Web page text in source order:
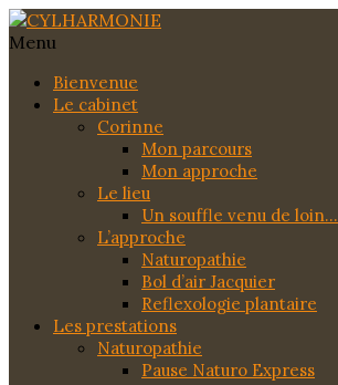
Menu
Bienvenue
Le cabinet
Corinne
Mon parcours
Mon approche
Le lieu
Un souffle venu de loin…
L’approche
Naturopathie
Bol d’air Jacquier
Reflexologie plantaire
Les prestations
Naturopathie
Pause Naturo Express